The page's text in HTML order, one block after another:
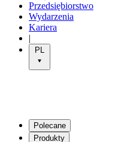
Przedsiębiorstwo
Wydarzenia
Kariera
|
PL
Polecane
Produkty